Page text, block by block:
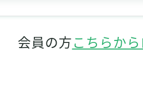
会員の方こちらか